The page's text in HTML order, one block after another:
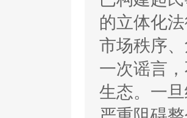
的立体化
市场秩序
一次谣言
生态。一